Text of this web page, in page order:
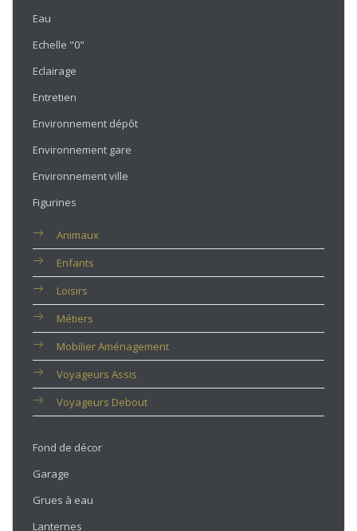
Eau
Echelle "0"
Eclairage
Entretien
Environnement dépôt
Environnement gare
Environnement ville
Figurines
Animaux
Enfants
Loisirs
Métiers
Mobilier Aménagement
Voyageurs Assis
Voyageurs Debout
Fond de décor
Garage
Grues à eau
Lanternes